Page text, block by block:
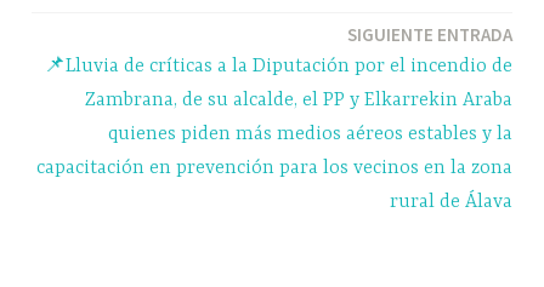
SIGUIENTE ENTRADA
📌Lluvia de críticas a la Diputación por el incendio de
Zambrana, de su alcalde, el PP y Elkarrekin Araba
quienes piden más medios aéreos estables y la
capacitación en prevención para los vecinos en la zona
rural de Álava